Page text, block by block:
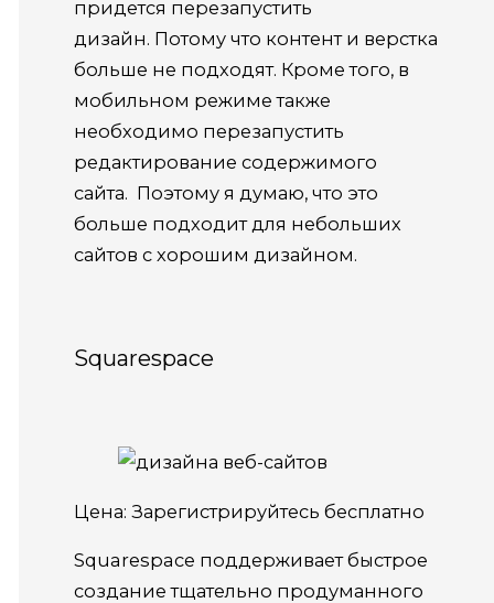
придется перезапустить
дизайн. Потому что контент и верстка
больше не подходят. Кроме того, в
мобильном режиме также
необходимо перезапустить
редактирование содержимого
сайта. Поэтому я думаю, что это
больше подходит для небольших
сайтов с хорошим дизайном.
Squarespace
Цена: Зарегистрируйтесь бесплатно
Squarespace поддерживает быстрое
создание тщательно продуманного